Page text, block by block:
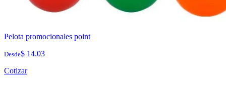
Pelota promocionales point
Desde$ 14.03
Cotizar